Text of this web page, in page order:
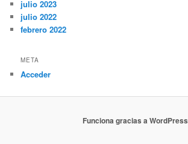
julio 2023
julio 2022
febrero 2022
META
Acceder
Funciona gracias a WordPress